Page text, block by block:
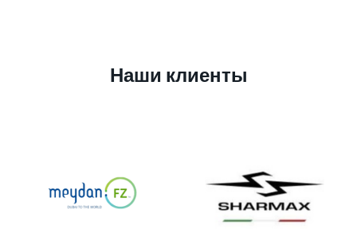
Наши клиенты